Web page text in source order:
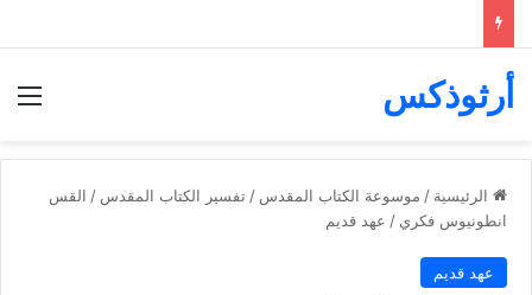
أرثوذكس
الرئيسية / موسوعة الكتاب المقدس / تفسير الكتاب المقدس / القس
انطونيوس فكري / عهد قديم
عهد قديم